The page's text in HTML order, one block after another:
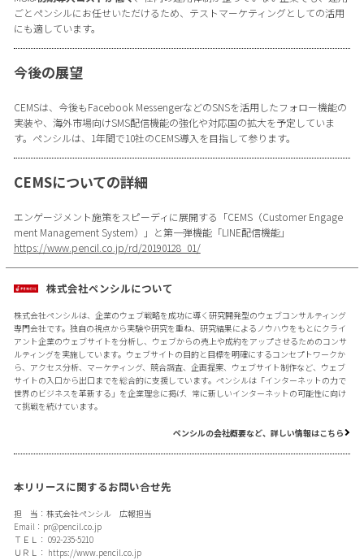
ごとペンシルにお任せいただけるため、テストマーケティングとしての活用
にも適しています。
今後の展望
CEMSは、今後もFacebook MessengerなどのSNSを活用したフォロー機能の
実装や、海外市場向けSMS配信機能の強化や対応国の拡大を予定していま
す。ペンシルは、1年間で10社のCEMS導入を目指して参ります。
CEMSについての詳細
エンゲージメント施策をスピーディに展開する「CEMS（Customer Engage
ment Management System）」と第一弾機能「LINE配信機能」
https://www.pencil.co.jp/rd/20190128_01/
株式会社ペンシルについて
株式会社ペンシルは、企業のウェブ戦略を成功に導く研究開発型のウェブコンサルティング
専門会社です。独自の視点から実験や研究を重ね、研究結果によるノウハウをもとにクライ
アント企業のウェブサイトを分析し、ウェブからの売上や成約をアップさせるためのコンサ
ルティングを実施しています。ウェブサイトの目的と目標を明確にするコンセプトワークか
ら、アクセス分析、マーケティング、競合調査、企画提案、ウェブサイト制作など、ウェブ
サイトの入口から出口までを総合的に支援しています。ペンシルは「インターネットの力で
世界のビジネスを革新する」を企業理念に掲げ、常に新しいインターネットの可能性に向け
て挑戦を続けています。
ペンシルの会社概要など、詳しい情報はこちら
本リリースに関するお問い合せ先
担 当：株式会社ペンシル 広報担当
Email： pr@pencil.co.jp
ＴＥＬ： 092-235-5210
ＵＲＬ： https://www.pencil.co.jp